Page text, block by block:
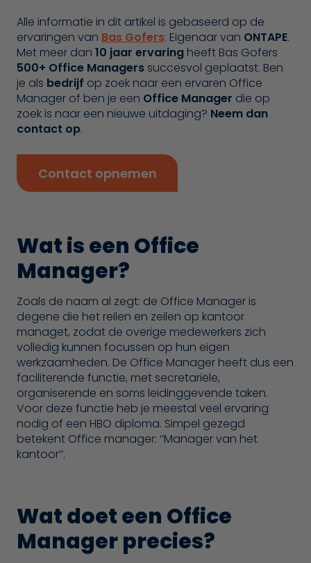
Alle informatie in dit artikel is gebaseerd op de
ervaringen van Bas Gofers: Eigenaar van ONTAPE.
Met meer dan 10 jaar ervaring heeft Bas Gofers
500+ Office Managers succesvol geplaatst. Ben
je als bedrijf op zoek naar een ervaren Office
Manager of ben je een Office Manager die op
zoek is naar een nieuwe uitdaging? Neem dan
contact op.
Contact opnemen
Wat is een Office
Manager?
Zoals de naam al zegt: de Office Manager is
degene die het reilen en zeilen op kantoor
managet, zodat de overige medewerkers zich
volledig kunnen focussen op hun eigen
werkzaamheden. De Office Manager heeft dus een
faciliterende functie, met secretariële,
organiserende en soms leidinggevende taken.
Voor deze functie heb je meestal veel ervaring
nodig of een HBO diploma. Simpel gezegd
betekent Office manager: ‘’Manager van het
kantoor’’.
Wat doet een Office
Manager precies?